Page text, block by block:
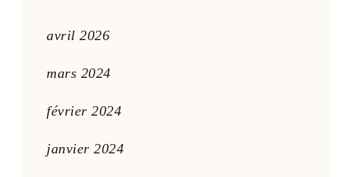
avril 2026
mars 2024
février 2024
janvier 2024